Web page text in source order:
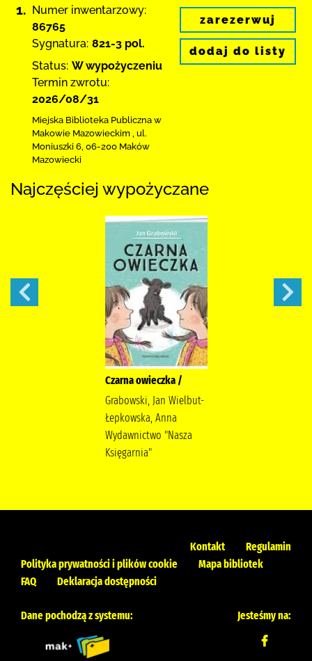
1. Numer inwentarzowy:
86765
Sygnatura: 821-3 pol.
Status: W wypożyczeniu
Termin zwrotu:
2026/08/31
Miejska Biblioteka Publiczna w
Makowie Mazowieckim ul.
Moniuszki 6 06-200 Maków
Mazowiecki
zarezerwuj
dodaj do listy
Najczęściej wypożyczane
Czarna owieczka /
Grabowski, Jan Wielbut-
Łepkowska, Anna
Wydawnictwo "Nasza
Księgarnia"
Kontakt
Regulamin
Polityka prywatności i plików cookie
Mapa bibliotek
FAQ
Deklaracja dostępności
Dane pochodzą z systemu: Jesteśmy na: